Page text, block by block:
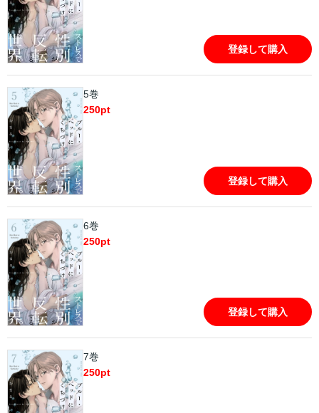
登録して購入
5巻
250pt
登録して購入
6巻
250pt
登録して購入
7巻
250pt